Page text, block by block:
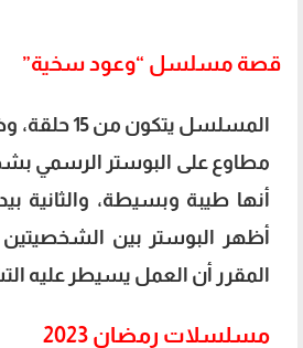
قصة مسلسل “وعود سخية”
المسلسل
مطاوع على البوستر الرسمي
أنها طيبة وبسيطة، والثانية
أظهر البوستر بين
المقرر أن العمل يسيطر عليه
مسلسلات رمضان 2023